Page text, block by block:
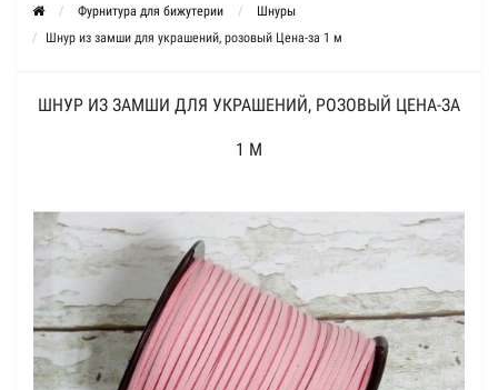
Фурнитура для бижутерии
Шнуры
Шнур из замши для украшений, розовый Цена-за 1 м
ШНУР ИЗ ЗАМШИ ДЛЯ УКРАШЕНИЙ, РОЗОВЫЙ ЦЕНА-ЗА
1 М